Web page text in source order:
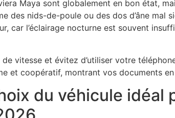
Maya sont globalement en bon état,
des nids-de-poule ou des dos d’âne mal
car l’éclairage nocturne est souvent
vitesse et évitez d’utiliser votre
et coopératif, montrant vos documents
du véhicule idéal